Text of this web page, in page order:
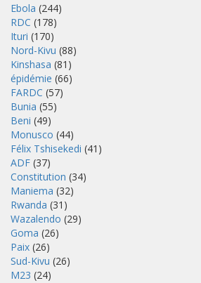
Ebola (244)
RDC (178)
Ituri (170)
Nord-Kivu (88)
Kinshasa (81)
épidémie (66)
FARDC (57)
Bunia (55)
Beni (49)
Monusco (44)
Félix Tshisekedi (41)
ADF (37)
Constitution (34)
Maniema (32)
Rwanda (31)
Wazalendo (29)
Goma (26)
Paix (26)
Sud-Kivu (26)
M23 (24)